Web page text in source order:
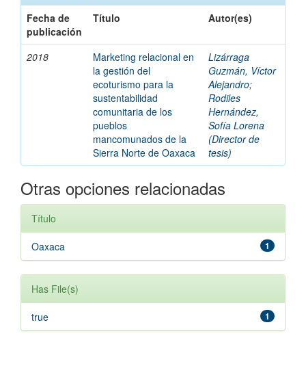
Fecha de
publicación
Título Autor(es)
2018
Marketing relacional en
la gestión del
ecoturismo para la
sustentabilidad
comunitaria de los
pueblos
mancomunados de la
Sierra Norte de Oaxaca
Lizárraga
Guzmán, Víctor
Alejandro;
Rodiles
Hernández,
Sofía Lorena
(Director de
tesis)
Otras opciones relacionadas
Título
1
Oaxaca
Has File(s)
1
true